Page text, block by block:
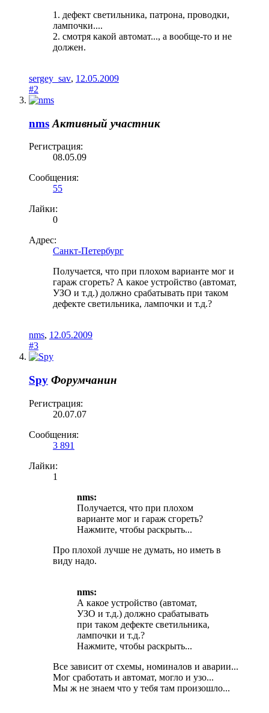
1. дефект светильника, патрона, проводки,
лампочки....
2. смотря какой автомат..., а вообще-то и не
должен.
sergey_sav, 12.05.2009
#2
nms Активный участник
Регистрация:
08.05.09
Сообщения:
55
Лайки:
0
Адрес:
Санкт-Петербург
Получается, что при плохом варианте мог и
гараж сгореть? А какое устройство (автомат,
УЗО и т.д.) должно срабатывать при таком
дефекте светильника, лампочки и т.д.?
nms, 12.05.2009
#3
Spy Форумчанин
Регистрация:
20.07.07
Сообщения:
3 891
Лайки:
1
nms:
Получается, что при плохом
варианте мог и гараж сгореть?
Нажмите, чтобы раскрыть...
Про плохой лучше не думать, но иметь в
виду надо.
nms:
А какое устройство (автомат,
УЗО и т.д.) должно срабатывать
при таком дефекте светильника,
лампочки и т.д.?
Нажмите, чтобы раскрыть...
Все зависит от схемы, номиналов и аварии...
Мог сработать и автомат, могло и узо...
Мы ж не знаем что у тебя там произошло...